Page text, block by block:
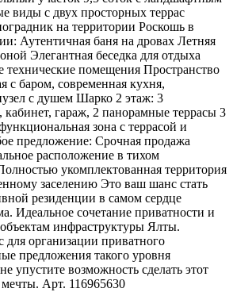
виды с двух просторных террас
на территории Роскошь в
Аутентичная баня на дровах Летняя
Элегантная беседка для отдыха
помещения Пространство
с баром, современная кухня,
с душем Шарко 2 этаж: 3
гараж, 2 панорамные террасы 3
зона с террасой и
предложение: Срочная продажа
расположение в тихом
укомплектованная территория
заселению Это ваш шанс стать
резиденции в самом сердце
Идеальное сочетание приватности и
инфраструктуры Ялты.
для организации приватного
предложения такого уровня
упустите возможность сделать этот
Арт. 116965630